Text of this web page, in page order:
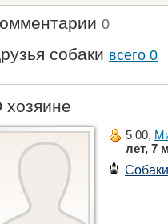
0
собаки всего 0
хозяине
5 00,
лет, 7
Собаки